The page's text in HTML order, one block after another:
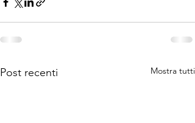
Post recenti Mostra tutti